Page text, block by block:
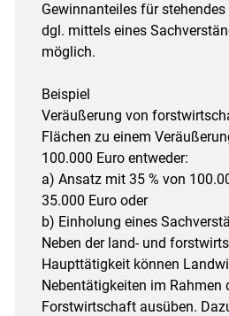
Gewinnanteiles für
dgl. mittels eines
möglich.
Beispiel
Veräußerung von
Flächen zu einem
100.000 Euro entweder:
a) Ansatz mit 35 % von
35.000 Euro oder
b) Einholung eines
Neben der land- und
Haupttätigkeit können
Nebentätigkeiten im Rahmen
Forstwirtschaft ausüben.